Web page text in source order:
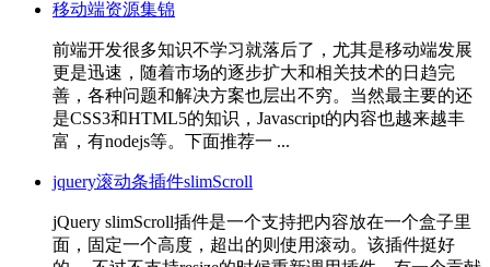
移动端资源集锦
前端开发很多知识不学习就落后了，尤其是移动端发展
更是迅速，随着市场的逐步扩大和相关技术的日趋完
善，各种问题和解决方案也层出不穷。当然最主要的还
是CSS3和HTML5的知识，Javascript的内容也越来越丰
富，有nodejs等。下面推荐一 ...
jquery滚动条插件slimScroll
jQuery slimScroll插件是一个支持把内容放在一个盒子里
面，固定一个高度，超出的则使用滚动。该插件挺好